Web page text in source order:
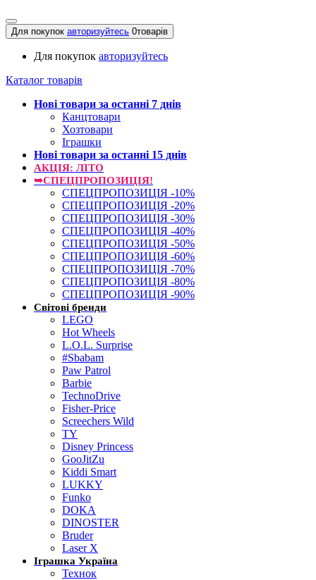
Для покупок авторизуйтесь 0товарів
Для покупок авторизуйтесь
Каталог товарів
Нові товари за останнi 7 днiв
Канцтовари
Хозтовари
Іграшки
Нові товари за останнi 15 днiв
АКЦІЯ: ЛІТО
➥СПЕЦПРОПОЗИЦІЯ!
СПЕЦПРОПОЗИЦІЯ -10%
СПЕЦПРОПОЗИЦІЯ -20%
СПЕЦПРОПОЗИЦІЯ -30%
СПЕЦПРОПОЗИЦІЯ -40%
СПЕЦПРОПОЗИЦІЯ -50%
СПЕЦПРОПОЗИЦІЯ -60%
СПЕЦПРОПОЗИЦІЯ -70%
СПЕЦПРОПОЗИЦІЯ -80%
СПЕЦПРОПОЗИЦІЯ -90%
Світові бренди
LEGO
Hot Wheels
L.O.L. Surprise
#Sbabam
Paw Patrol
Barbie
TechnoDrive
Fisher-Price
Screechers Wild
TY
Disney Princess
GooJitZu
Kiddi Smart
LUKKY
Funko
DOKA
DINOSTER
Bruder
Laser X
Іграшка Україна
Технок